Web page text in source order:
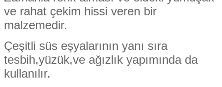
ve rahat çekim hissi veren bir
malzemedir.
Çeşitli süs eşyalarının yanı sıra
tesbih,yüzük,ve ağızlık yapımında da
kullanılır.